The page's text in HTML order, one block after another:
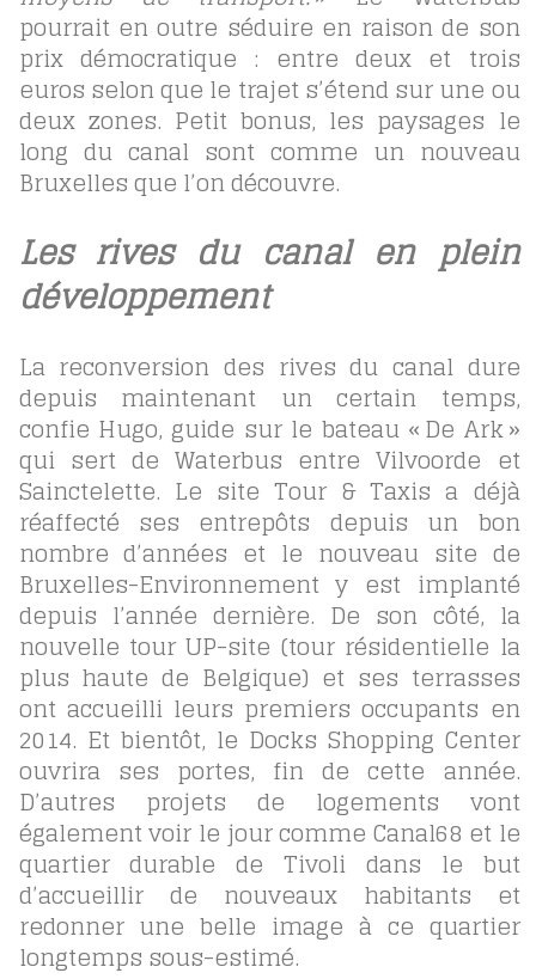
pourrait en outre séduire en raison de son
prix démocratique : entre deux et trois
euros selon que le trajet s’étend sur une ou
deux zones. Petit bonus, les paysages le
long du canal sont comme un nouveau
Bruxelles que l’on découvre.
Les rives du canal en plein
développement
La reconversion des rives du canal dure
depuis maintenant un certain temps,
confie Hugo, guide sur le bateau « De Ark »
qui sert de Waterbus entre Vilvoorde et
Sainctelette. Le site Tour & Taxis a déjà
réaffecté ses entrepôts depuis un bon
nombre d’années et le nouveau site de
Bruxelles-Environnement y est implanté
depuis l’année dernière. De son côté, la
nouvelle tour UP-site (tour résidentielle la
plus haute de Belgique) et ses terrasses
ont accueilli leurs premiers occupants en
2014. Et bientôt, le Docks Shopping Center
ouvrira ses portes, fin de cette année.
D’autres projets de logements vont
également voir le jour comme Canal68 et le
quartier durable de Tivoli dans le but
d’accueillir de nouveaux habitants et
redonner une belle image à ce quartier
longtemps sous-estimé.